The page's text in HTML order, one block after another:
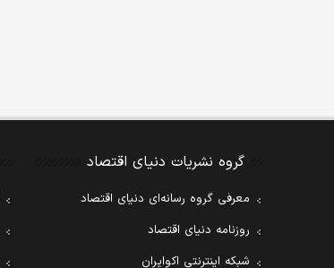
گروه نشریات دنیای اقتصاد
معرفی گروه رسانه‌ای دنیای اقتصاد
روزنامه دنیای اقتصاد
شبکه اینترنتی اکوایران